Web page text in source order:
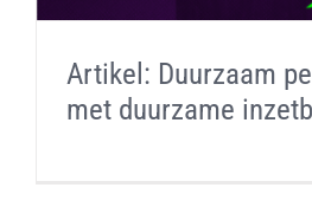
Artikel: Duurzaam
met duurzame